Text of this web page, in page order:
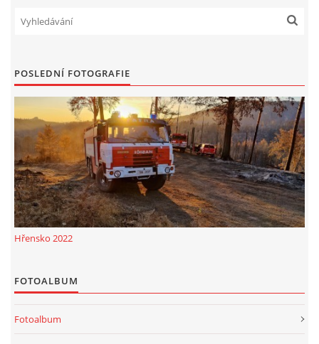
POSLEDNÍ FOTOGRAFIE
Hřensko 2022
FOTOALBUM
Fotoalbum